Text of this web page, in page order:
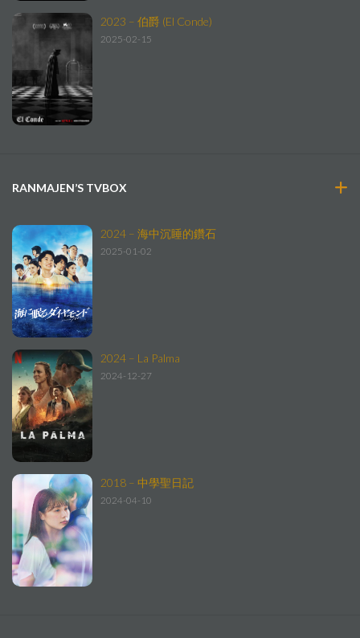
2023 – 伯爵 (El Conde)
2025-02-15
RANMAJEN’S TVBOX
2024 – 海中沉睡的鑽石
2025-01-02
2024 – La Palma
2024-12-27
2018 – 中學聖日記
2024-04-10